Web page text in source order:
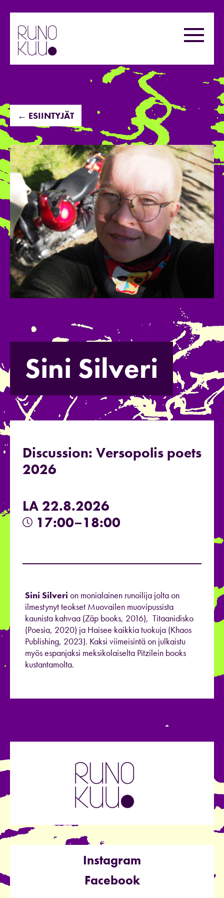
sisältöön
← ESIINTYJÄT
Sini Silveri
Discussion: Versopolis poets
2026
LA 22.8.2026
17:00–18:00
Sini Silveri on monialainen runoilija jolta on
ilmestynyt teokset Muovailen muovipussista
kaunista kahvaa (Zäp books, 2016), Titaanidisko
(Poesia, 2020) ja Haisee kaikkia tuokuja (Khaos
Publishing, 2023). Kaksi viimeisintä on julkaistu
myös espanjaksi meksikolaiselta Pitzilein books
kustantamolta.
Instagram
Facebook